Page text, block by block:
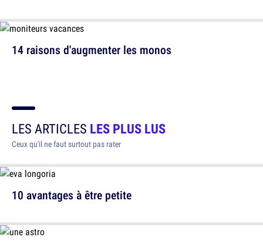
14 raisons d'augmenter les monos
LES ARTICLES LES PLUS LUS
Ceux qu'il ne faut surtout pas rater
10 avantages à être petite